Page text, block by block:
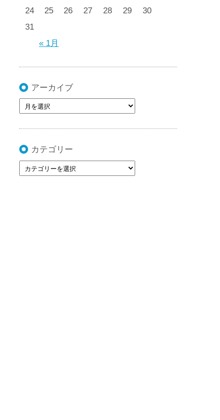
« 1月
24
25 26 27 28 29
30
31
アーカイブ
カテゴリー